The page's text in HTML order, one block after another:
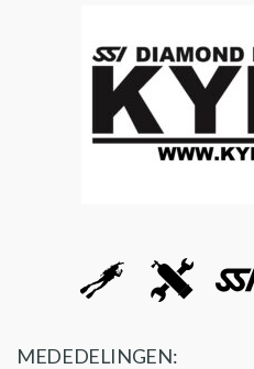
MEDEDELINGEN: